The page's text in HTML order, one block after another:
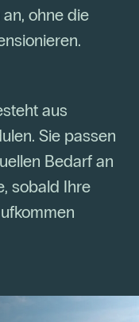
ohne die
aus
Sie passen
Bedarf an
sobald Ihre